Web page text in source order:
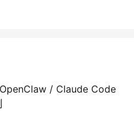
/ Claude Code